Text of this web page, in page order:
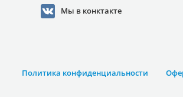
Мы в конктакте
Политика конфиденциальности